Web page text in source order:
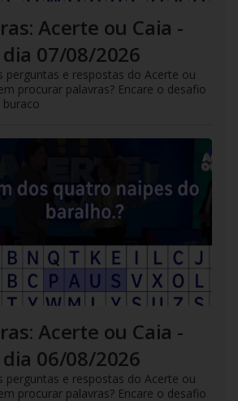
Acerte ou Caia -
07/08/2026
perguntas e respostas do Acerte ou
procurar palavras? Encare o desafio
Acerte ou Caia -
06/08/2026
perguntas e respostas do Acerte ou
procurar palavras? Encare o desafio